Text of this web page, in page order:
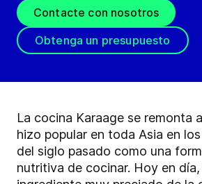
Contacte con nosotros
Obtenga un presupuesto
La cocina Karaage se remonta
hizo popular en toda Asia en
del siglo pasado como una
nutritiva de cocinar. Hoy en día,